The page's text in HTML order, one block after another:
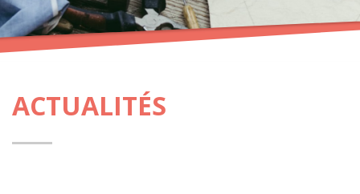
ACTUALITÉS